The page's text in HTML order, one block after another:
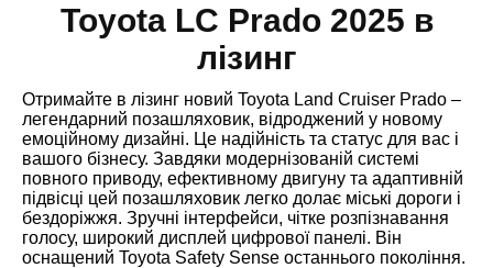
Toyota LC Prado 2025 в
лізинг
Отримайте в лізинг новий Toyota Land Cruiser Prado –
легендарний позашляховик, відроджений у новому
емоційному дизайні. Це надійність та статус для вас і
вашого бізнесу. Завдяки модернізованій системі
повного приводу, ефективному двигуну та адаптивній
підвісці цей позашляховик легко долає міські дороги і
бездоріжжя. Зручні інтерфейси, чітке розпізнавання
голосу, широкий дисплей цифрової панелі. Він
оснащений Toyota Safety Sense останнього покоління.